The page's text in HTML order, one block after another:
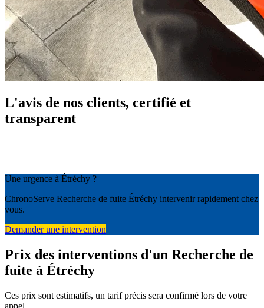
L'avis de nos clients, certifié et
transparent
Une urgence à Étréchy ?
ChronoServe Recherche de fuite Étréchy intervenir rapidement chez
vous.
Demander une intervention
Prix des interventions d'un Recherche de
fuite à Étréchy
Ces prix sont estimatifs, un tarif précis sera confirmé lors de votre
appel.